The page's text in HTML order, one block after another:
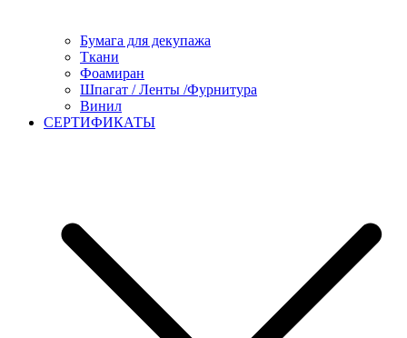
Бумага для декупажа
Ткани
Фоамиран
Шпагат / Ленты /Фурнитура
Винил
СЕРТИФИКАТЫ